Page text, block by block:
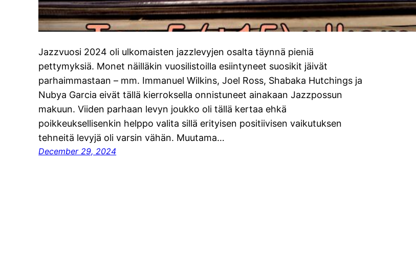
Jazzvuosi 2024 oli ulkomaisten jazzlevyjen osalta täynnä pieniä
pettymyksiä. Monet näilläkin vuosilistoilla esiintyneet suosikit jäivät
parhaimmastaan – mm. Immanuel Wilkins, Joel Ross, Shabaka Hutchings ja
Nubya Garcia eivät tällä kierroksella onnistuneet ainakaan Jazzpossun
makuun. Viiden parhaan levyn joukko oli tällä kertaa ehkä
poikkeuksellisenkin helppo valita sillä erityisen positiivisen vaikutuksen
tehneitä levyjä oli varsin vähän. Muutama…
December 29, 2024